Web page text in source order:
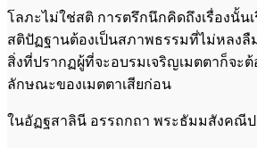
โลภะไม่ใช่สติ การตรึกนึกคิดถึงเรื่องนั้น
สติปัฏฐานต้องเป็นสภาพธรรมที่ไม่หลง
สิ่งที่ปรากฏผู้ที่จะอบรมเจริญเมตตาก็จะต้
ลักษณะของเมตตาเสียก่อน
ในอัฏฐสาลินี อรรถกถา พระธัมมสังคณี